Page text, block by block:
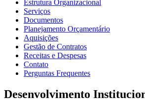
Estrutura Organizacional
Serviços
Documentos
Planejamento Orçamentário
Aquisições
Gestão de Contratos
Receitas e Despesas
Contato
Perguntas Frequentes
Desenvolvimento